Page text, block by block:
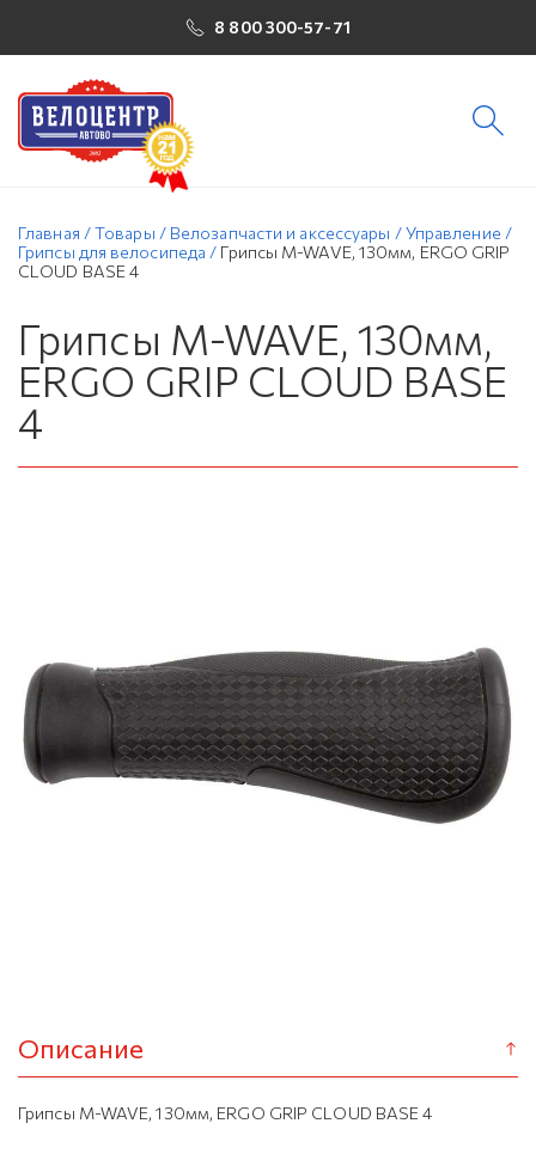
8 800 300-57-71
Главная /Товары / Велозапчасти и аксессуары /Управление /
Грипсы для велосипеда / Грипсы M-WAVE, 130мм, ERGO GRIP
CLOUD BASE 4
Грипсы M-WAVE, 130мм,
ERGO GRIP CLOUD BASE
4
Описание
Грипсы M-WAVE, 130мм, ERGO GRIP CLOUD BASE 4